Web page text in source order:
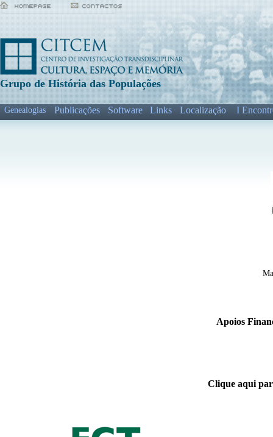
Grupo de História das Populações
Genealogias Publicações Software Links Localização I
Apoios
Clique aqui